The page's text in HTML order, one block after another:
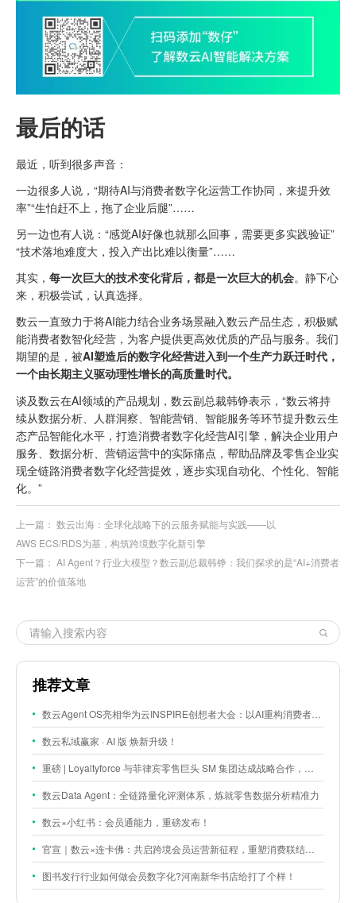
最后的话
最近，听到很多声音：
一边很多人说，“期待AI与消费者数字化运营工作协同，来提升效
率”“生怕赶不上，拖了企业后腿”……
另一边也有人说：“感觉AI好像也就那么回事，需要更多实践验证”
“技术落地难度大，投入产出比难以衡量”……
其实， 每一次巨大的技术变化背后，都是一次巨大的机会。静下心
来，积极尝试，认真选择。
数云一直致力于将AI能力结合业务场景融入数云产品生态，积极赋
能消费者数智化经营，为客户提供更高效优质的产品与服务。我们
期望的是，被AI塑造后的数字化经营进入到一个生产力跃迁时代，
一个由长期主义驱动理性增长的高质量时代。
谈及数云在AI领域的产品规划，数云副总裁韩铮表示，“数云将持
续从数据分析、人群洞察、智能营销、智能服务等环节提升数云生
态产品智能化水平，打造消费者数字化经营AI引擎，解决企业用户
服务、数据分析、营销运营中的实际痛点，帮助品牌及零售企业实
现全链路消费者数字化经营提效，逐步实现自动化、个性化、智能
化。”
上一篇： 数云出海：全球化战略下的云服务赋能与实践——以
AWS ECS/RDS为基，构筑跨境数字化新引擎
下一篇： AI Agent？行业大模型？数云副总裁韩铮：我们探求的是“AI+消费者
运营”的价值落地
推荐文章
数云Agent OS亮相华为云INSPIRE创想者大会：以AI重构消费者运营与零售营销新范式
数云私域赢家 · AI 版 焕新升级！
重磅 | Loyaltyforce 与菲律宾零售巨头 SM 集团达成战略合作，携手开启 SMAC 会员数智化运营新征程
数云Data Agent：全链路量化评测体系，炼就零售数据分析精准力
数云×小红书：会员通能力，重磅发布！
官宣｜数云×连卡佛：共启跨境会员运营新征程，重塑消费联结新体验
图书发行行业如何做会员数字化?河南新华书店给打了个样！